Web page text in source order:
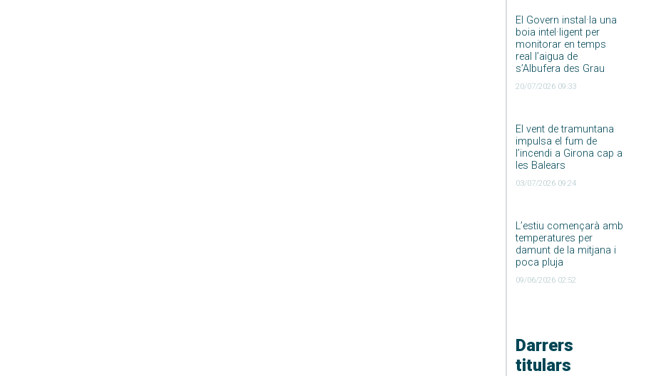
El Govern instal·la una
boia intel·ligent per
monitorar en temps
real l’aigua de
s’Albufera des Grau
20/07/2026 09:33
El vent de tramuntana
impulsa el fum de
l’incendi a Girona cap a
les Balears
03/07/2026 09:24
L’estiu començarà amb
temperatures per
damunt de la mitjana i
poca pluja
09/06/2026 02:52
Darrers
titulars